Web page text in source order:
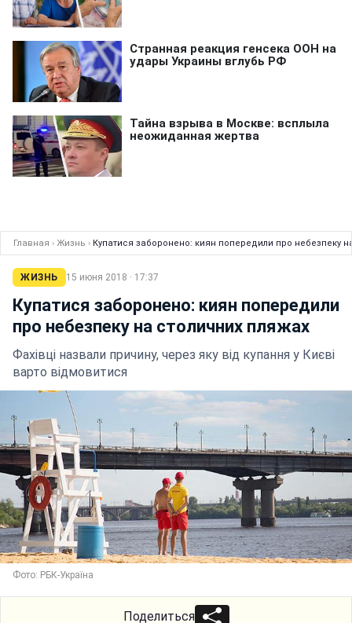
Главная › Жизнь › Купатися заборонено: киян попередили про небезпеку
ЖИЗНЬ 15 июня 2018 · 17:37
Купатися заборонено: киян попередили
про небезпеку на столичних пляжах
Фахівці назвали причину, через яку від купання у Києві
варто відмовитися
Фото: РБК-Україна
Поделиться